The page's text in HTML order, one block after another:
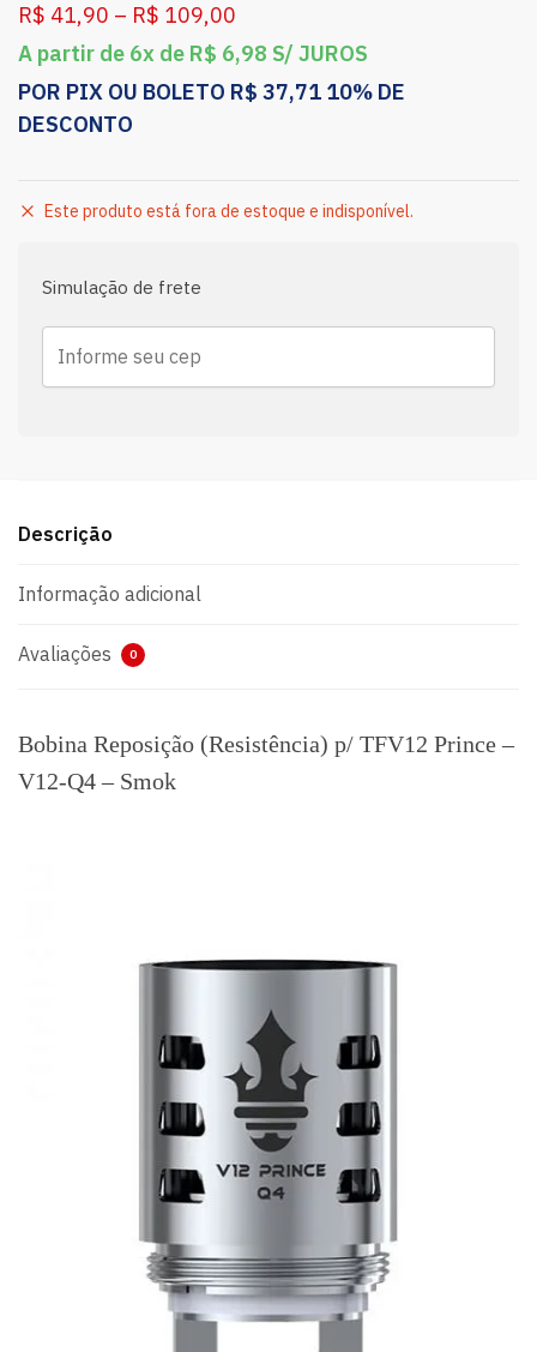
R$ 41,90 – R$ 109,00
A partir de 6x de R$ 6,98 S/ JUROS
POR PIX OU BOLETO R$ 37,71 10% DE
DESCONTO
Este produto está fora de estoque e indisponível.
Simulação de frete
Descrição
Informação adicional
Avaliações 0
Bobina Reposição (Resistência) p/ TFV12 Prince –
V12-Q4 – Smok